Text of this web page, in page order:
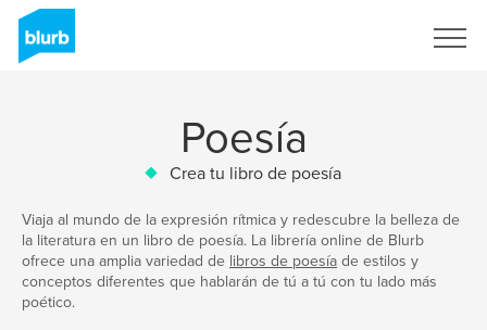
Poesía
Crea tu libro de poesía
Viaja al mundo de la expresión rítmica y redescubre la belleza de
la literatura en un libro de poesía. La librería online de Blurb
ofrece una amplia variedad de libros de poesía de estilos y
conceptos diferentes que hablarán de tú a tú con tu lado más
poético.